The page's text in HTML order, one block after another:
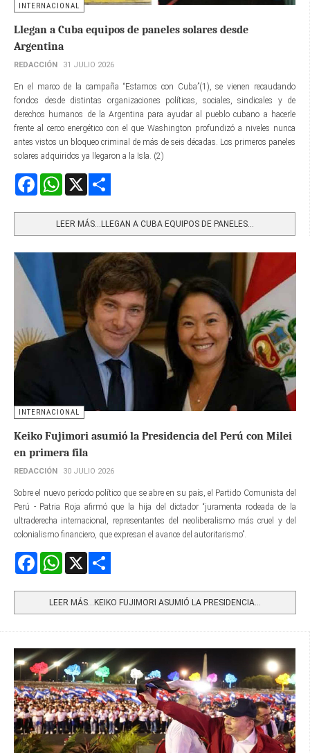
INTERNACIONAL
Llegan a Cuba equipos de paneles solares desde
Argentina
REDACCIÓN 31 JULIO 2026
En el marco de la campaña “Estamos con Cuba”(1), se vienen recaudando
fondos desde distintas organizaciones políticas, sociales, sindicales y de
derechos humanos de la Argentina para ayudar al pueblo cubano a hacerle
frente al cerco energético con el que Washington profundizó a niveles nunca
antes vistos un bloqueo criminal de más de seis décadas. Los primeros paneles
solares adquiridos ya llegaron a la Isla. (2)
FacebookWhatsApp
LEER MÁS…LLEGAN A CUBA EQUIPOS DE PANELES...
INTERNACIONAL
Keiko Fujimori asumió la Presidencia del Perú con Milei
en primera fila
REDACCIÓN 30 JULIO 2026
Sobre el nuevo período político que se abre en su país, el Partido Comunista del
Perú - Patria Roja afirmó que la hija del dictador “juramenta rodeada de la
ultraderecha internacional, representantes del neoliberalismo más cruel y del
colonialismo financiero, que expresan el avance del autoritarismo”.
FacebookWhatsApp
LEER MÁS…KEIKO FUJIMORI ASUMIÓ LA PRESIDENCIA...